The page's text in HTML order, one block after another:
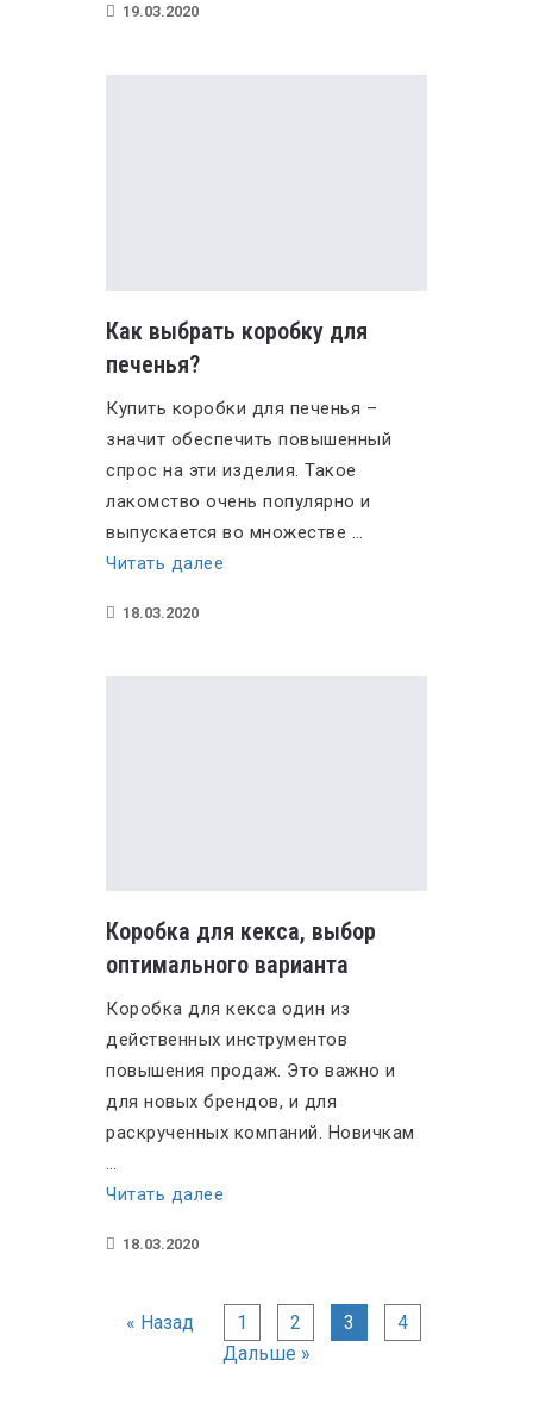
19.03.2020
Как выбрать коробку для
печенья?
Купить коробки для печенья –
значит обеспечить повышенный
спрос на эти изделия. Такое
лакомство очень популярно и
выпускается во множестве …
Читать далее
18.03.2020
Коробка для кекса, выбор
оптимального варианта
Коробка для кекса один из
действенных инструментов
повышения продаж. Это важно и
для новых брендов, и для
раскрученных компаний. Новичкам
…
Читать далее
оптимального
варианта»
18.03.2020
Пагинация
« Назад 1 2 3
4
Дальше »